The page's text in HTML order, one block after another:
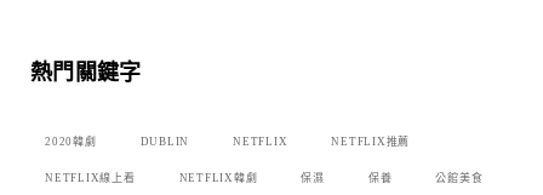
熱門關鍵字
2020韓劇 DUBLIN NETFLIX NETFLIX推薦
NETFLIX線上看 NETFLIX韓劇 保濕 保養 公館美食